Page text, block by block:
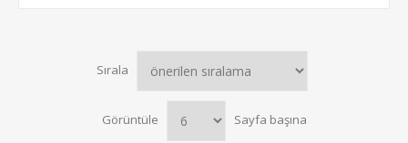
Sırala
Görüntüle Sayfa başına